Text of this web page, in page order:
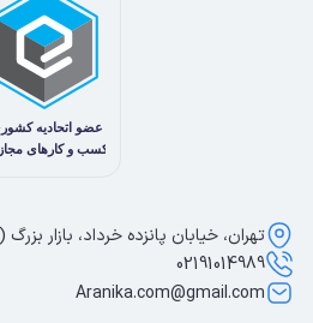
تهران، خیابان پانزده خرداد، بازار
02191014989
Aranika.com@gmail.com